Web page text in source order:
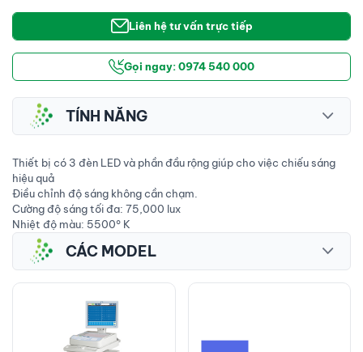
Liên hệ tư vấn trực tiếp
Gọi ngay: 0974 540 000
TÍNH NĂNG
Thiết bị có 3 đèn LED và phần đầu rộng giúp cho việc chiếu sáng
hiệu quả
Điều chỉnh độ sáng không cần chạm.
Cường độ sáng tối đa: 75,000 lux
Nhiệt độ màu: 5500° K
CÁC MODEL